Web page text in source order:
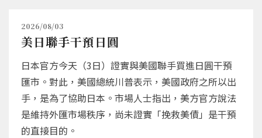
2026/08/03
美日聯手干預日圓
日本官方今天（3日）證實與美國聯手買進日圓干預
匯市。對此，美國總統川普表示，美國政府之所以出
手，是為了協助日本。市場人士指出，美方官方說法
是維持外匯市場秩序，尚未證實「挽救美債」是干預
的直接目的。